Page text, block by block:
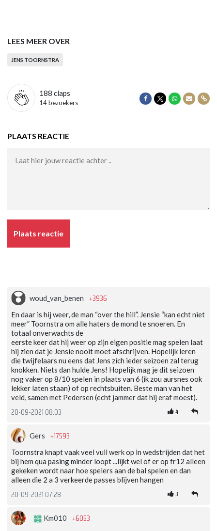
LEES MEER OVER
JENS TOORNSTRA
188 claps
14 bezoekers
Delen op Facebook
Delen op Twitter
Delen op
Delen
PLAATS REACTIE
Plaats reactie
woud_van_benen +3936
En daar is hij weer, de man “over the hill”. Jensie “kan echt niet
meer” Toornstra om alle haters de mond te snoeren. En
totaal onverwachts de
eerste keer dat hij weer op zijn eigen positie mag spelen laat
hij zien dat je Jensie nooit moet afschrijven. Hopelijk leren
die twijfelaars nu eens dat Jens zich ieder seizoen zal terug
knokken. Niets dan hulde Jens! Hopelijk mag je dit seizoen
nog vaker op 8/10 spelen in plaats van 6 (ik zou aursnes ook
lekker laten staan) of op rechtsbuiten. Beste man van het
veld, samen met Pedersen (echt jammer dat hij eraf moest).
20-09-2021 08:03 4
Gers +17593
Toornstra knapt vaak veel vuil werk op in wedstrijden dat het
bij hem qua pasing minder loopt ...lijkt wel of er op fr12 alleen
gekeken wordt naar hoe spelers aan de bal spelen en dan
alleen die 2 a 3 verkeerde passes blijven hangen
20-09-2021 07:28 3
Km010 +6053